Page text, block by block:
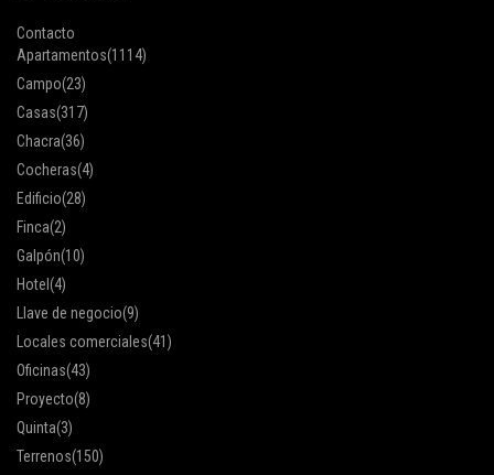
Contacto
Apartamentos(1114)
Campo(23)
Casas(317)
Chacra(36)
Cocheras(4)
Edificio(28)
Finca(2)
Galpón(10)
Hotel (4)
Llave de negocio(9)
Locales comerciales(41)
Oficinas(43)
Proyecto(8)
Quinta(3)
Terrenos(150)